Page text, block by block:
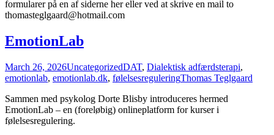
formularer på en af siderne her eller ved at skrive en mail to
thomasteglgaard@hotmail.com
EmotionLab
March 26, 2026UncategorizedDAT, Dialektisk adfærdsterapi,
emotionlab, emotionlab.dk, følelsesreguleringThomas Teglgaard
Sammen med psykolog Dorte Blisby introduceres hermed
EmotionLab – en (foreløbig) onlineplatform for kurser i
følelsesregulering.